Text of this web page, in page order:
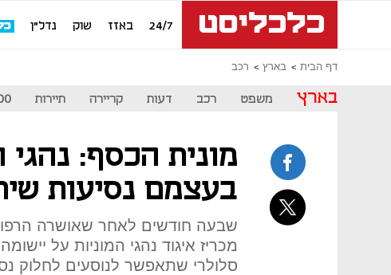
24/7 באזז שוק נדל"ן
דף הבית בארץ רכב
בארץ משפט רכב דעות קריירה תיירות
מונית הכסף: נהגי
בעצמם נסיעות
שבעה חודשים לאחר שאושרה
מכריז איגוד נהגי המוניות על
סלולרי שתאפשר לנוסעים לחלוק